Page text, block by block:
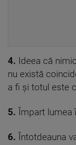
4. Ideea că
nu există
a fi și totul este
5. Împart lumea
6. Întotdeauna